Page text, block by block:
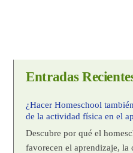
Entradas
¿Hacer Homeschool
de la actividad física en el
Descubre por qué el
favorecen el aprendizaje, la